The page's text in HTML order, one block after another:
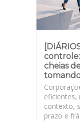
cheias
tomando
eficientes,
contexto,
prazo e